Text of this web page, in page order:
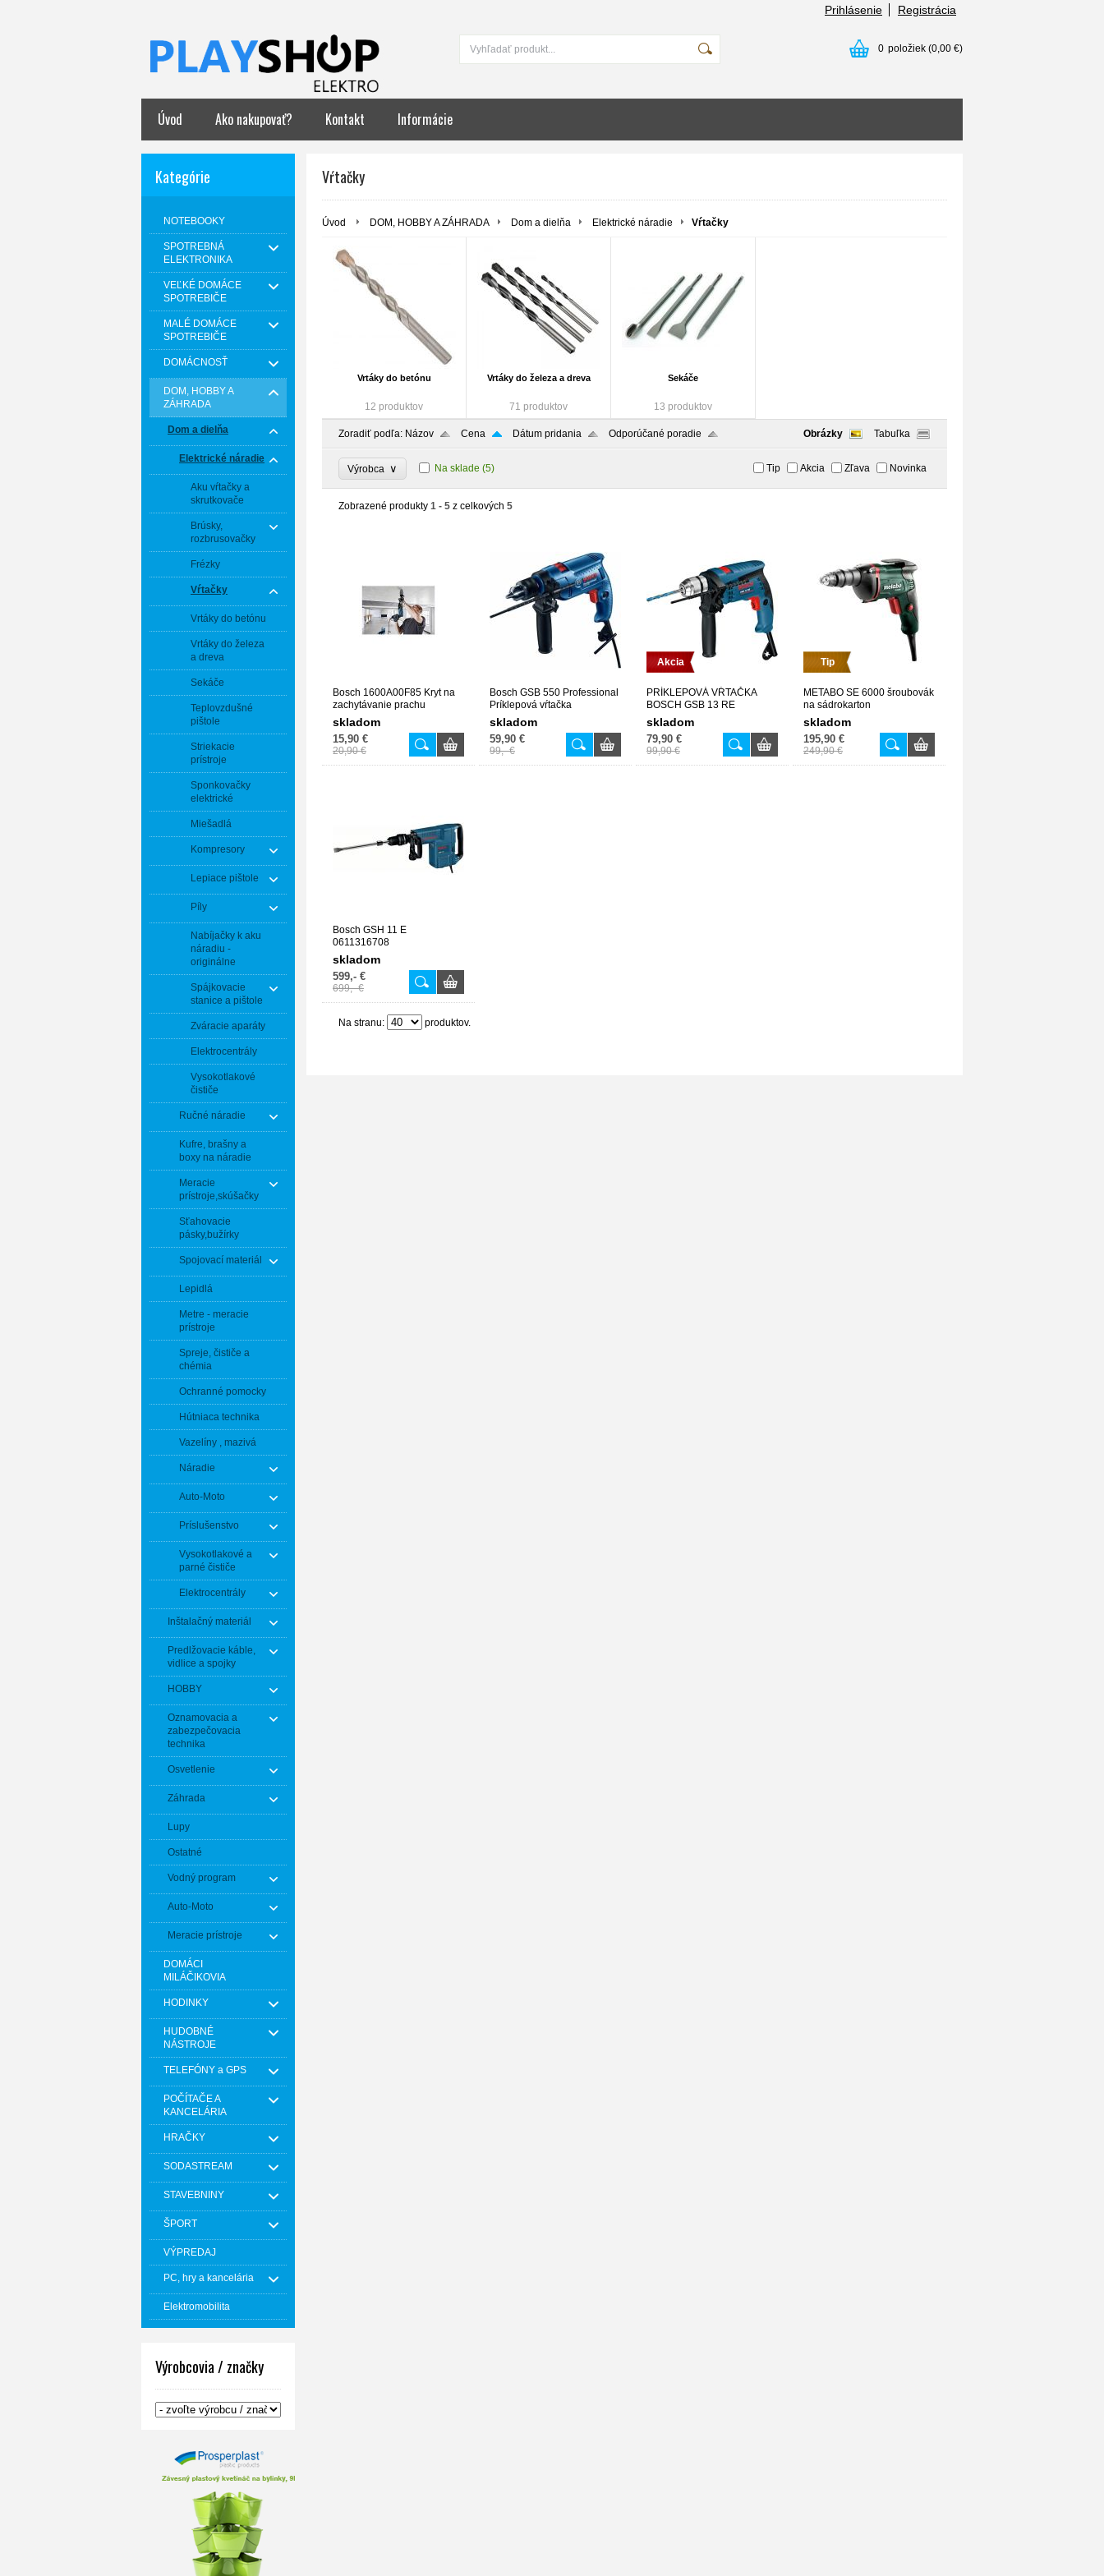
Prihlásenie Registrácia
0 položiek (0,00 €)
Úvod Ako nakupovať? Kontakt Informácie
Kategórie
NOTEBOOKY
SPOTREBNÁ
ELEKTRONIKA
VEĽKÉ DOMÁCE
SPOTREBIČE
MALÉ DOMÁCE
SPOTREBIČE
DOMÁCNOSŤ
DOM, HOBBY A
ZÁHRADA
Dom a dielňa
Elektrické náradie
Aku vŕtačky a
skrutkovače
Brúsky,
rozbrusovačky
Frézky
Vŕtačky
Vrtáky do betónu
Vrtáky do železa
a dreva
Sekáče
Teplovzdušné
pištole
Striekacie
prístroje
Sponkovačky
elektrické
Miešadlá
Kompresory
Lepiace pištole
Píly
Nabíjačky k aku
náradiu -
originálne
Spájkovacie
stanice a pištole
Zváracie aparáty
Elektrocentrály
Vysokotlakové
čističe
Ručné náradie
Kufre, brašny a
boxy na náradie
Meracie
prístroje,skúšačky
Sťahovacie
pásky,bužírky
Spojovací materiál
Lepidlá
Metre - meracie
prístroje
Spreje, čističe a
chémia
Ochranné pomocky
Hútniaca technika
Vazelíny , mazivá
Náradie
Auto-Moto
Príslušenstvo
Vysokotlakové a
parné čističe
Elektrocentrály
Inštalačný materiál
Predlžovacie káble,
vidlice a spojky
HOBBY
Oznamovacia a
zabezpečovacia
technika
Osvetlenie
Záhrada
Lupy
Ostatné
Vodný program
Auto-Moto
Meracie prístroje
DOMÁCI
MILÁČIKOVIA
HODINKY
HUDOBNÉ
NÁSTROJE
TELEFÓNY a GPS
POČÍTAČE A
KANCELÁRIA
HRAČKY
SODASTREAM
STAVEBNINY
ŠPORT
VÝPREDAJ
PC, hry a kancelária
Elektromobilita
Výrobcovia / značky
Vŕtačky
Úvod DOM, HOBBY A ZÁHRADA Dom a dielňa Elektrické náradie Vŕtačky
Vrtáky do betónu
12 produktov
Vrtáky do železa a dreva
71 produktov
Sekáče
13 produktov
Zoradiť podľa: Názov Cena Dátum pridania Odporúčané poradie Obrázky Tabuľka
Výrobca ∨ Na sklade (5) Tip Akcia Zľava Novinka
Zobrazené produkty 1 - 5 z celkových 5
Bosch 1600A00F85 Kryt na
zachytávanie prachu
skladom
15,90 €
20,90 €
Bosch GSB 550 Professional
Príklepová vŕtačka
06011A1023
skladom
59,90 €
99,- €
Akcia
PRÍKLEPOVÁ VŔTAČKA
BOSCH GSB 13 RE
skladom
79,90 €
99,90 €
Tip
METABO SE 6000 šroubovák
na sádrokarton
skladom
195,90 €
249,90 €
Bosch GSH 11 E
0611316708
skladom
599,- €
699,- €
Na stranu: produktov.